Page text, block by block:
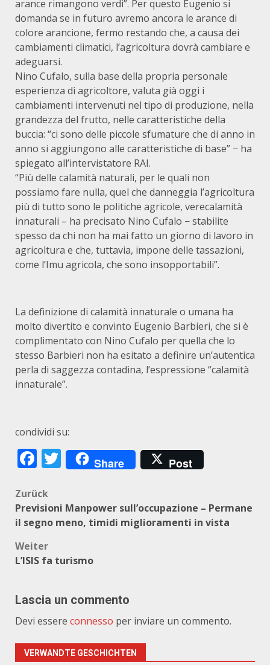
arance rimangono verdi”. Per questo Eugenio si
domanda se in futuro avremo ancora le arance di
colore arancione, fermo restando che, a causa dei
cambiamenti climatici, l’agricoltura dovrà cambiare e
adeguarsi.
Nino Cufalo, sulla base della propria personale
esperienza di agricoltore, valuta già oggi i
cambiamenti intervenuti nel tipo di produzione, nella
grandezza del frutto, nelle caratteristiche della
buccia: “ci sono delle piccole sfumature che di anno in
anno si aggiungono alle caratteristiche di base” − ha
spiegato all’intervistatore RAI.
“Più delle calamità naturali, per le quali non
possiamo fare nulla, quel che danneggia l’agricoltura
più di tutto sono le politiche agricole, verecalamità
innaturali – ha precisato Nino Cufalo − stabilite
spesso da chi non ha mai fatto un giorno di lavoro in
agricoltura e che, tuttavia, impone delle tassazioni,
come l’Imu agricola, che sono insopportabili”.
La definizione di calamità innaturale o umana ha
molto divertito e convinto Eugenio Barbieri, che si è
complimentato con Nino Cufalo per quella che lo
stesso Barbieri non ha esitato a definire un’autentica
perla di saggezza contadina, l’espressione “calamità
innaturale”.
condividi su:
Facebook
Twitter
Share Post
Beitragsnavigation
Zurück
Previsioni Manpower sull’occupazione – Permane
il segno meno, timidi miglioramenti in vista
Weiter
L’ISIS fa turismo
Lascia un commento
Devi essere connesso per inviare un commento.
VERWANDTE GESCHICHTEN